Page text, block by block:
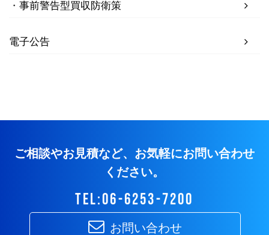
事前警告型買収防衛策
電子公告
ご相談やお見積など、お気軽にお問い合わせ
ください。
tel:06-6253-7200
お問い合わせ